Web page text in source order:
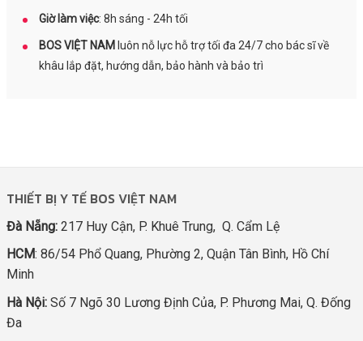
Giờ làm việc: 8h sáng - 24h tối
BOS VIỆT NAM luôn nỗ lực hỗ trợ tối đa 24/7 cho bác sĩ về
khâu lắp đặt, hướng dẫn, bảo hành và bảo trì
THIẾT BỊ Y TẾ BOS VIỆT NAM
Đà Nẵng: 217 Huy Cận, P. Khuê Trung, Q. Cẩm Lệ
HCM: 86/54 Phổ Quang, Phường 2, Quận Tân Bình, Hồ Chí
Minh
Hà Nội: Số 7 Ngõ 30 Lương Định Của, P. Phương Mai, Q. Đống
Đa